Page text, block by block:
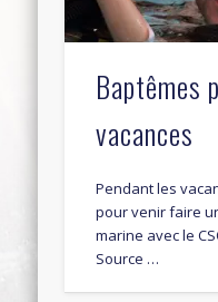
Baptêmes
vacances
Pendant les
pour venir faire
marine avec le
Source …